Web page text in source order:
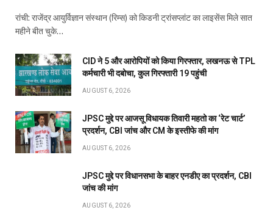
रांची: राजेंद्र आयुर्विज्ञान संस्थान (रिम्स) को किडनी ट्रांसप्लांट का लाइसेंस मिले सात
महीने बीत चुके…
CID ने 5 और आरोपियों को किया गिरफ्तार, लखनऊ से TPL
कर्मचारी भी दबोचा, कुल गिरफ्तारी 19 पहुंची
AUGUST 6, 2026
JPSC मुद्दे पर आजसू विधायक तिवारी महतो का ‘रेट चार्ट’
प्रदर्शन, CBI जांच और CM के इस्तीफे की मांग
AUGUST 6, 2026
JPSC मुद्दे पर विधानसभा के बाहर एनडीए का प्रदर्शन, CBI
जांच की मांग
AUGUST 6, 2026